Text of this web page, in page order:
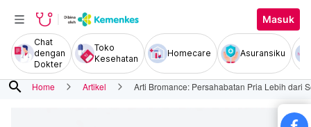
Masuk
Chat
dengan
Dokter
Toko
Kesehatan
Homecare Asuransiku
search Home Artikel Arti Bromance: Persahabatan Pria Lebih dari